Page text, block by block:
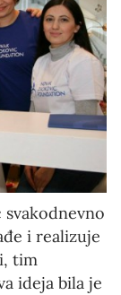
svakodnevno
i realizuje
tim
ideja bila je